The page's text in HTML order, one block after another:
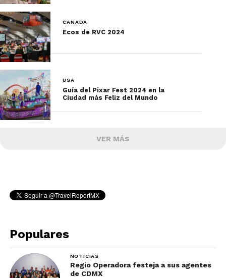
CANADÁ
Ecos de RVC 2024
USA
Guía del Pixar Fest 2024 en la
Ciudad más Feliz del Mundo
VER MÁS
Populares
NOTICIAS
Regio Operadora festeja a sus agentes
de CDMX